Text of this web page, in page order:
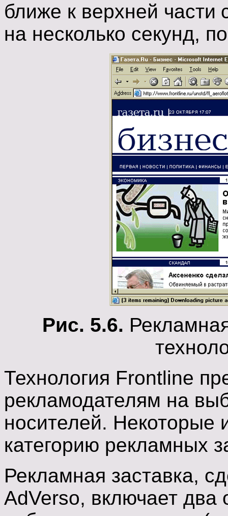
ближе к верхней части
на несколько секунд,
Рис. 5.6.
Технология Frontline
рекламодателям на
носителей. Некоторые
категорию рекламных
Рекламная заставка,
AdVerso, включает два